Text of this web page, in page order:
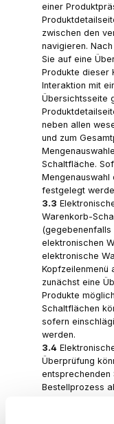
einer
zwischen den
navigieren.
Sie auf eine
Produkte dieser
Interaktion mit
Übersichtsseite
neben allen
und zum
Schaltfläche.
Mengenauswahl
festgelegt
3.3
Warenkorb-
(gegebenenfalls
elektronischen
elektronische
Kopfzeilenmenü
zunächst eine
Produkte
Schaltflächen
sofern
werden.
3.4
Überprüfung
entsprechenden
Bestellprozess
Kontaktdetails